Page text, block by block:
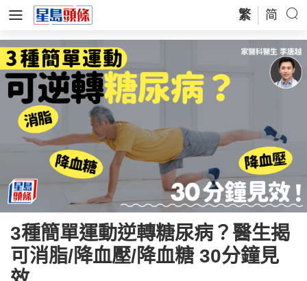
繁 简
3種簡單運動逆轉糖尿病？醫生揭
可消脂/降血壓/降血糖 30分鐘見